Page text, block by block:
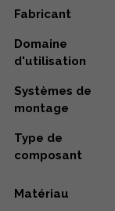
Fabricant
Domaine
d'utilisation
Systèmes de
montage
Type de
composant
Matériau